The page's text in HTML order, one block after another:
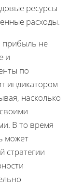
ресурсы
расходы.
прибыль не
и
по
индикатором
насколько
В то время
может
стратегии